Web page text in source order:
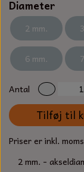
OLIE TIL
Diameter
2 mm.
6 mm.
Antal
Tilføj til
Priser er inkl. moms
2 mm. -